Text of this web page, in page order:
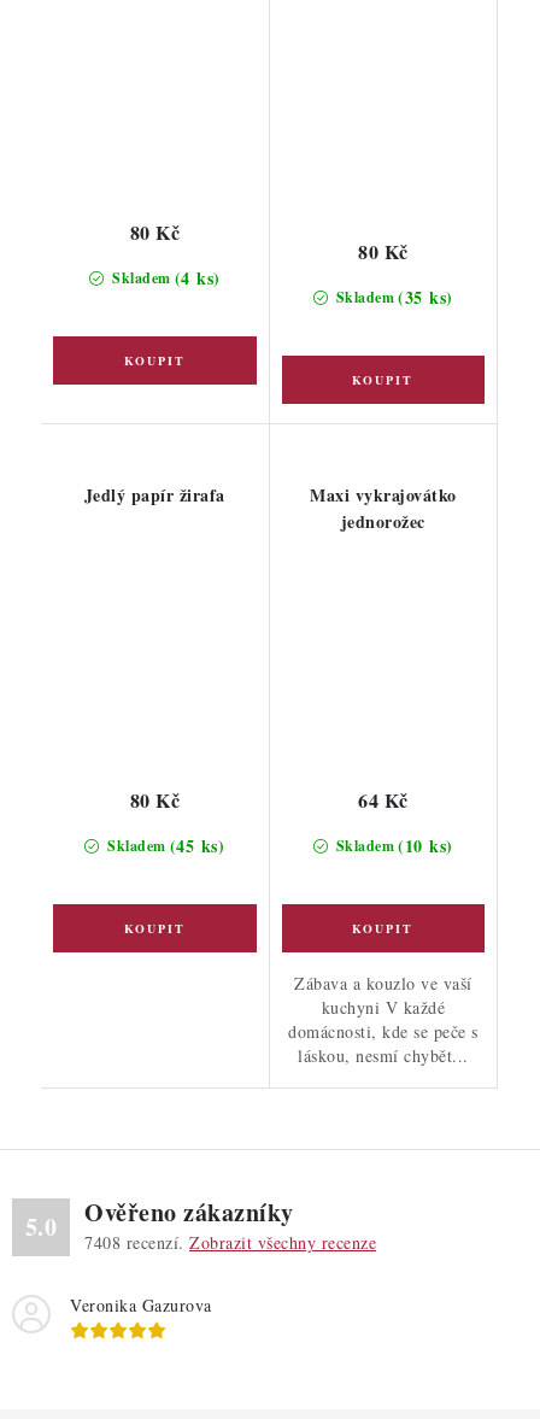
Skladem (4 ks)
80 Kč
Skladem(35 ks)
80 Kč
Jedlý papír žirafa
Skladem (45 ks)
80 Kč
Maxi vykrajovátko
jednorožec
Skladem(10 ks)
64 Kč
Zábava a kouzlo ve vaší
kuchyni V každé
domácnosti, kde se peče s
láskou, nesmí chybět...
5.0 Ověřeno zákazníky
7408 recenzí. Zobrazit všechny recenze
Veronika Gazurova